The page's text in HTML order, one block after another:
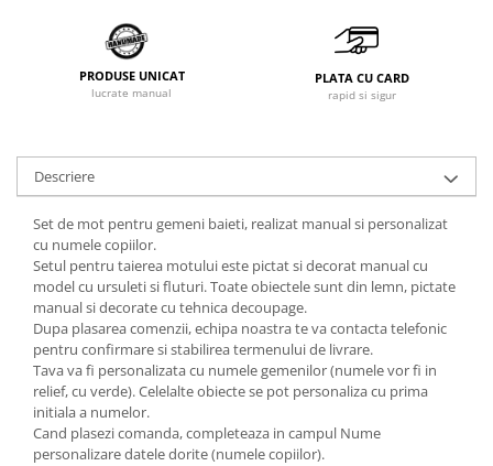
PRODUSE UNICAT
lucrate manual
PLATA CU CARD
rapid si sigur
Descriere
Set de mot pentru gemeni baieti, realizat manual si personalizat
cu numele copiilor.
Setul pentru taierea motului este pictat si decorat manual cu
model cu ursuleti si fluturi. Toate obiectele sunt din lemn, pictate
manual si decorate cu tehnica decoupage.
Dupa plasarea comenzii, echipa noastra te va contacta telefonic
pentru confirmare si stabilirea termenului de livrare.
Tava va fi personalizata cu numele gemenilor (numele vor fi in
relief, cu verde). Celelalte obiecte se pot personaliza cu prima
initiala a numelor.
Cand plasezi comanda, completeaza in campul Nume
personalizare datele dorite (numele copiilor).